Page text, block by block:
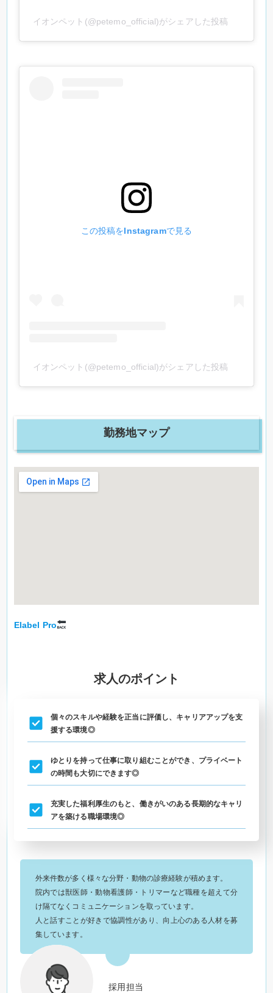
イオンペット(@petemo_official)がシェアした投稿
この投稿をInstagramで見る
イオンペット(@petemo_official)がシェアした投稿
勤務地マップ
Elabel Pro
求人のポイント
個々のスキルや経験を正当に評価し、キャリアアップを支
援する環境◎
ゆとりを持って仕事に取り組むことができ、プライベート
の時間も大切にできます◎
充実した福利厚生のもと、働きがいのある長期的なキャリ
アを築ける職場環境◎
採用担当
外来件数が多く様々な分野・動物の診療経験が積めます。
院内では獣医師・動物看護師・トリマーなど職種を超えて分
け隔てなくコミュニケーションを取っています。
人と話すことが好きで協調性があり、向上心のある人材を募
集しています。